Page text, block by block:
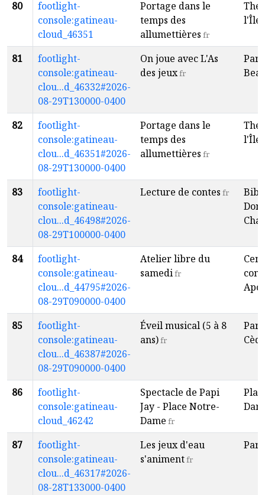
80
footlight-
console:gatineau-
cloud_46351
Portage dans le
temps des
allumettières fr
l'Île
81
footlight-
console:gatineau-
clou...d_46332#2026-
08-29T130000-0400
On joue avec L'As
des jeuxfr
82
footlight-
console:gatineau-
clou...d_46351#2026-
08-29T130000-0400
Portage dans le
temps des
allumettières fr
l'Île
83
footlight-
console:gatineau-
clou...d_46498#2026-
08-29T100000-0400
Lecture de contes fr
84
footlight-
console:gatineau-
clou...d_44795#2026-
08-29T090000-0400
Atelier libre du
samedifr
85
footlight-
console:gatineau-
clou...d_46387#2026-
08-29T090000-0400
Éveil musical (5 à 8
ans)fr
86
footlight-
console:gatineau-
cloud_46242
Spectacle de Papi
Jay - Place Notre-
Dame fr
87
footlight-
console:gatineau-
clou...d_46317#2026-
08-28T133000-0400
Les jeux d'eau
s'animentfr